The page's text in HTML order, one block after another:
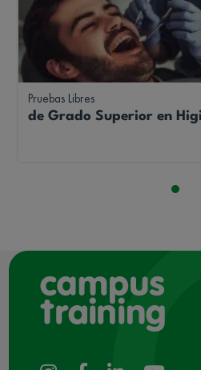
Pruebas Libres
de Grado Superior en